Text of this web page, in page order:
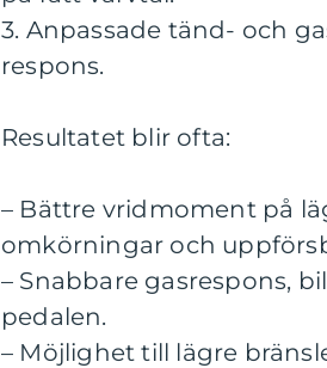
3. Anpassade tänd- och
respons.
Resultatet blir ofta:
– Bättre vridmoment på
omkörningar och
– Snabbare gasrespons,
pedalen.
– Möjlighet till lägre